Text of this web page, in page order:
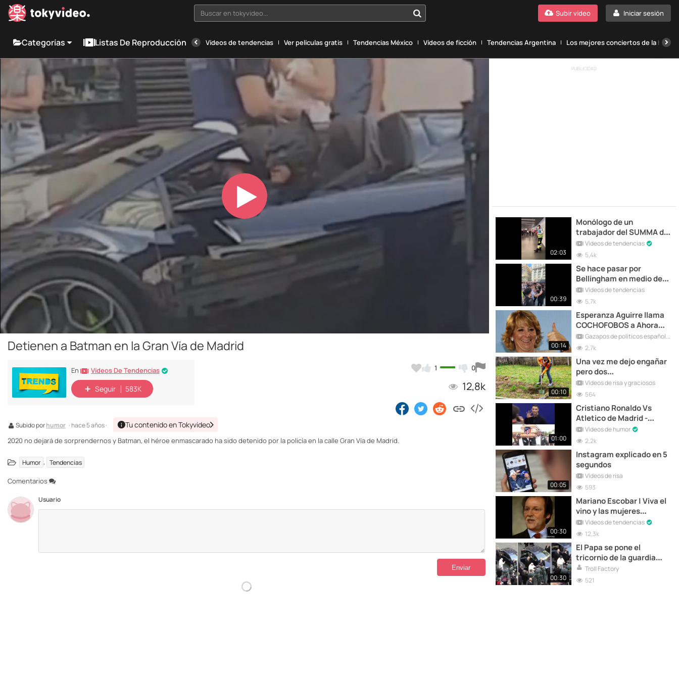
Buscar en tokyvideo... Iniciar sesión
Subir vídeo
Categorías Listas De Reproducción Vídeos de tendencias Ver películas gratis Tendencias México Vídeos de ficción Tendencias Argentina Los mejores conciertos de la
Play
Video
Detienen a Batman en la Gran Vía de Madrid
1 0
12,8k
En Vídeos De Tendencias
Seguir 583K
Subido porhumor · hace 5 años · Tu contenido en Tokyvideo
2020 no dejará de sorprendernos y Batman, el héroe enmascarado ha sido detenido por la policía en la calle Gran Vía de Madrid.
Humor , Tendencias
Comentarios
Usuario
PUBLICIDAD
02:03
Monólogo de un
trabajador del SUMMA de
Madrid
Vídeos de tendencias
5,4k
00:39
Se hace pasar por
Bellingham en medio de
Madrid!!!
Vídeos de tendencias
5,7k
00:14
Esperanza Aguirre llama
COCHOFOBOS a Ahora
Madrid
Gazapos de políticos españoles
2,7k
00:10
Una vez me dejo engañar
pero dos…
Vídeos de risa y graciosos
564
01:00
Cristiano Ronaldo Vs
Atletico de Madrid -
Negros del Ataud
Vídeos de humor
2,2k
00:05
Instagram explicado en 5
segundos
Vídeos de risa
593
00:30
Mariano Escobar | Viva el
vino y las mujeres
(PARODIA)
Vídeos de tendencias
12,3k
00:30
El Papa se pone el
tricornio de la guardia
civil en Roma
Troll Factory
521